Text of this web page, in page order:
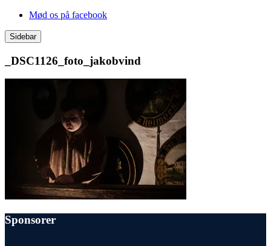
Videre
indhold
Mød os på facebook
Sidebar
_DSC1126_foto_jakobvind
Sponsorer